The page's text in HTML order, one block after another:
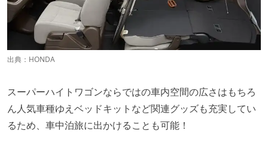
出典：HONDA
スーパーハイトワゴンならではの車内空間の広さはもちろ
ん人気車種ゆえベッドキットなど関連グッズも充実してい
るため、車中泊旅に出かけることも可能！